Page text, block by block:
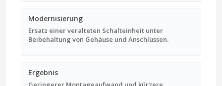
Modernisierung
Ersatz einer veralteten Schalteinheit unter
Beibehaltung von Gehäuse und Anschlüssen.
Ergebnis